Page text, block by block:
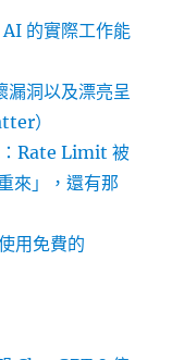
的實際工作能
洞以及漂亮呈
）
Rate Limit 被
來」，還有那
用免費的